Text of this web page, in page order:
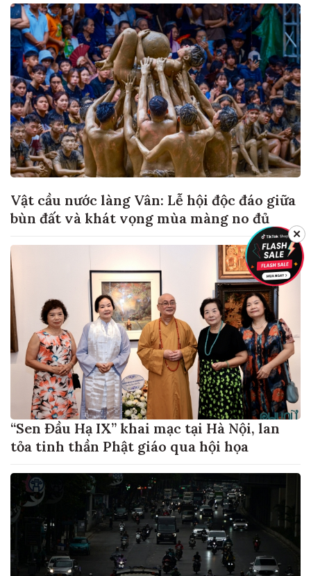
Vật cầu nước làng Vân: Lễ hội độc đáo giữa
bùn đất và khát vọng mùa màng no đủ
“Sen Đầu Hạ IX” khai mạc tại Hà Nội, lan
tỏa tinh thần Phật giáo qua hội họa
✕